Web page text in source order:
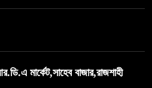
মার্কেট,সাহেব বাজার,রাজশাহী